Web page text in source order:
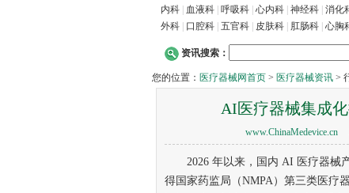
内科 血液科 呼吸科 心内科 神经科 消化
外科
口腔科 五官科 皮肤科 肛肠科 心胸
资讯搜索：
您的位置： 医疗器械网首页 > 医疗器械资讯 >
AI医疗器械集成
www.ChinaMedevice.cn
2026 年以来，国内 AI 医疗器械产
得国家药监局（NMPA）第三类医疗